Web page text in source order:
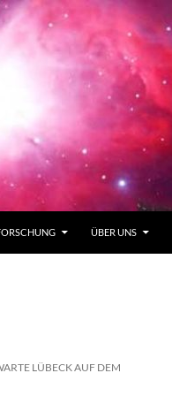
ÜBER UNS
LÜBECK AUF DEM